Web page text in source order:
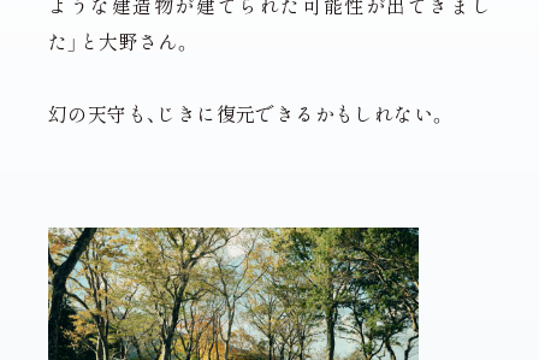
た」と大野さん。
幻の天守も、じきに復元できるかもしれない。